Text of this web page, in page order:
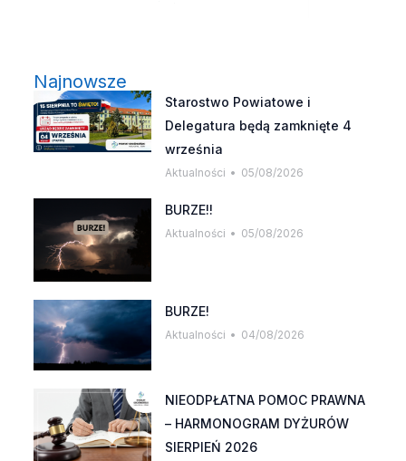
Najnowsze
Starostwo Powiatowe i
Delegatura będą zamknięte 4
września
Aktualności 05/08/2026
BURZE!!
Aktualności 05/08/2026
BURZE!
Aktualności 04/08/2026
NIEODPŁATNA POMOC PRAWNA
– HARMONOGRAM DYŻURÓW
SIERPIEŃ 2026